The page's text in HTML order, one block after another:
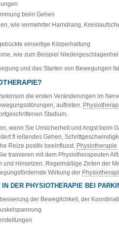
beim Gehen
wie vermehrter Harndrang,
einseitige Körperhaltung
wie zum Beispiel
und das Starten von Bewegungen
die ersten Veränderungen im
auftreten.
Stadium.
wenn Sie Unsicherheit und Angst beim
fl ießendes Gehen,
Reize positiv beeinflusst. Physiotherapie
trainieren mit dem Physiotherapeuten
und Hinsetzen. Regelmäßige Zeiten der
Wirkung der
DER PHYSIOTHERAPIE BEI
der Beweglichkeit, der